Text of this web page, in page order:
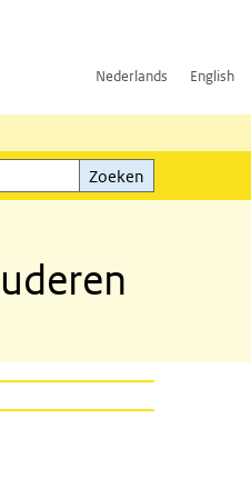
Nederlands English
Zoeken